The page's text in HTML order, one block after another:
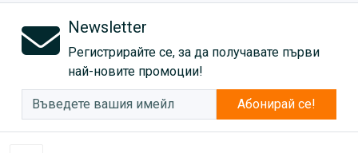
Newsletter
Регистрирайте се, за да получавате първи
най-новите промоции!
Абонирай се!